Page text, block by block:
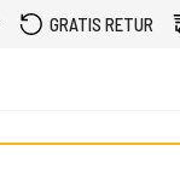
GRATIS RETUR